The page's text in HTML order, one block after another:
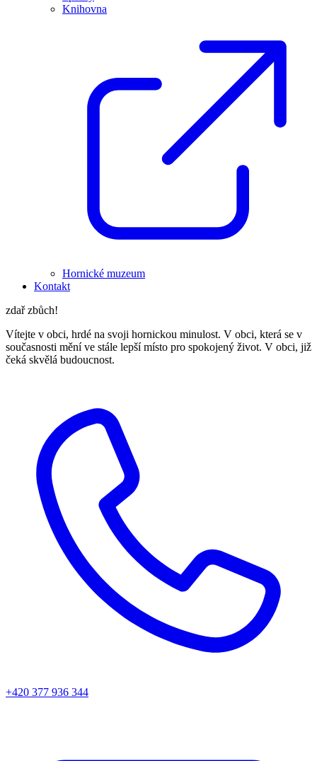
Knihovna
Hornické muzeum
Kontakt
zdař zbůch!
Vítejte v obci, hrdé na svoji hornickou minulost. V obci, která se v
současnosti mění ve stále lepší místo pro spokojený život. V obci, již
čeká skvělá budoucnost.
+420 377 936 344